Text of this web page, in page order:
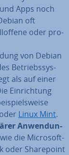
Apps noch
oft
oder pro­
von Debian
Be­triebs­sys­
als auf einer
Ein­rich­tung
Linux Mint.
An­wen­dun­
die Microsoft-
oder Share­point